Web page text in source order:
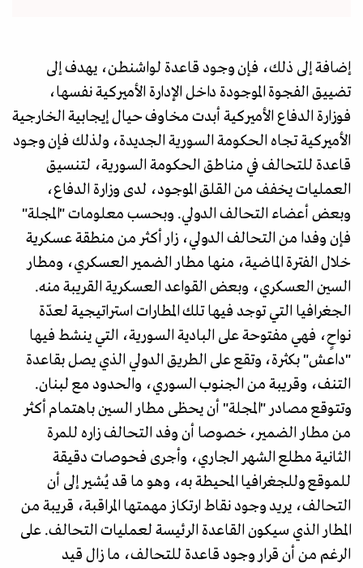
إضافة إلى ذلك، فإن وجود قاعدة لواشنطن، يهدف إلى
تضييق الفجوة الموجودة داخل الإدارة الأميركية نفسها،
فوزارة الدفاع الأميركية أبدت مخاوف حيال إيجابية الخارجية
الأميركية تجاه الحكومة السورية الجديدة، ولذلك فإن وجود
قاعدة للتحالف في مناطق الحكومة السورية، لتنسيق
العمليات يخفف من القلق الموجود، لدى وزارة الدفاع،
وبعض أعضاء التحالف الدولي. وبحسب معلومات "المجلة"
فإن وفدا من التحالف الدولي، زار أكثر من منطقة عسكرية
خلال الفترة الماضية، منها مطار الضمير العسكري، ومطار
السين العسكري، وبعض القواعد العسكرية القريبة منه.
الجغرافيا التي توجد فيها تلك المطارات استراتيجية لعدّة
نواحٍ، فهي مفتوحة على البادية السورية، التي ينشط فيها
"داعش" بكثرة، وتقع على الطريق الدولي الذي يصل بقاعدة
التنف، وقريبة من الجنوب السوري، والحدود مع لبنان.
وتتوقع مصادر "المجلة" أن يحظى مطار السين باهتمام أكثر
من مطار الضمير، خصوصا أن وفد التحالف زاره للمرة
الثانية مطلع الشهر الجاري، وأجرى فحوصات دقيقة
للموقع وللجغرافيا المحيطة به، وهو ما قد يُشير إلى أن
التحالف، يريد وجود نقاط ارتكاز مهمتها المراقبة، قريبة من
المطار الذي سيكون القاعدة الرئيسة لعمليات التحالف. على
الرغم من أن قرار وجود قاعدة للتحالف، ما زال قيد